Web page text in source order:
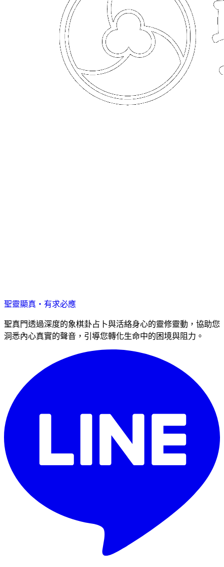
聖靈顯真・有求必應
聖真門透過深度的象棋卦占卜與活絡身心的靈修靈動，協助您
洞悉內心真實的聲音，引導您轉化生命中的困境與阻力。